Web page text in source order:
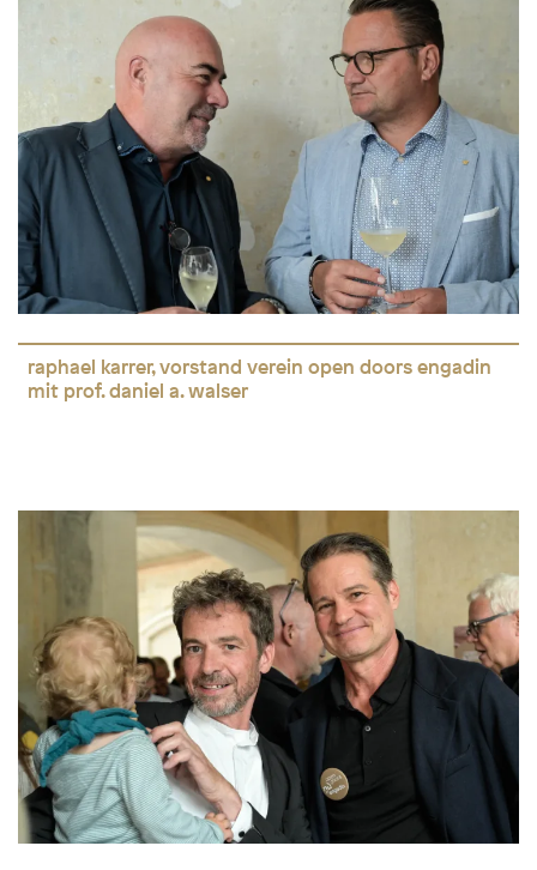
raphael karrer, vorstand verein open doors engadin
mit prof. daniel a. walser